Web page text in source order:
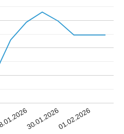
30.01.202601.02.2026